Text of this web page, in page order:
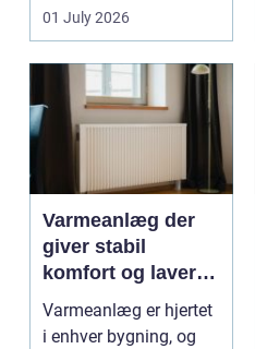
dem vurderet...
01 July 2026
Varmeanlæg der
giver stabil
komfort og lavere
energiregning
Varmeanlæg er hjertet
i enhver bygning, og